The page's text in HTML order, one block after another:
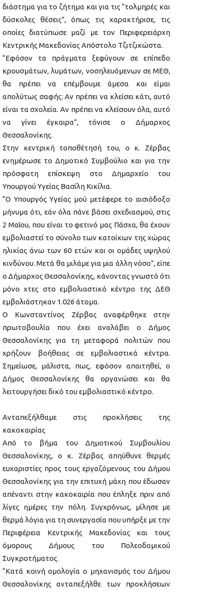
διάστημα για το ζήτημα και για τις “τολμηρές και
δύσκολες θέσεις”, όπως τις χαρακτήρισε, τις
οποίες διατύπωσε μαζί με τον Περιφερειάρχη
Κεντρικής Μακεδονίας Απόστολο Τζιτζικώστα.
“Εφόσον τα πράγματα ξεφύγουν σε επίπεδο
κρουσμάτων, λυμάτων, νοσηλευόμενων σε ΜΕΘ,
θα πρέπει να επέμβουμε άμεσα και είμαι
απολύτως σαφής: Αν πρέπει να κλείσει κάτι, αυτό
είναι τα σχολεία. Αν πρέπει να κλείσουν όλα, αυτό
να γίνει έγκαιρα”, τόνισε ο Δήμαρχος
Θεσσαλονίκης.
Στην κεντρική τοποθέτησή του, ο κ. Ζέρβας
ενημέρωσε το Δημοτικό Συμβούλιο και για την
πρόσφατη επίσκεψη στο Δημαρχείο του
Υπουργού Υγείας Βασίλη Κικίλια.
“Ο Υπουργός Υγείας μού μετέφερε το αισιόδοξο
μήνυμα ότι, εάν όλα πάνε βάσει σχεδιασμού, στις
2 Μαΐου, που είναι το φετινό μας Πάσχα, θα έχουν
εμβολιαστεί το σύνολο των κατοίκων της χώρας
ηλικίας άνω των 60 ετών και οι ομάδες υψηλού
κινδύνου. Μετά θα μιλάμε για μια άλλη νόσο”, είπε
ο Δήμαρχος Θεσσαλονίκης, κάνοντας γνωστό ότι
μόνο χτες στο εμβολιαστικό κέντρο της ΔΕΘ
εμβολιάστηκαν 1.026 άτομα.
Ο Κωνσταντίνος Ζέρβας αναφέρθηκε στην
πρωτοβουλία που έχει αναλάβει ο Δήμος
Θεσσαλονίκης για τη μεταφορά πολιτών που
χρήζουν βοήθειας σε εμβολιαστικά κέντρα.
Σημείωσε, μάλιστα, πως, εφόσον απαιτηθεί, ο
Δήμος Θεσσαλονίκης θα οργανώσει και θα
λειτουργήσει δικό του εμβολιαστικό κέντρο.
Ανταπεξήλθαμε στις προκλήσεις της
κακοκαιρίας
Από το βήμα του Δημοτικού Συμβουλίου
Θεσσαλονίκης, ο κ. Ζέρβας απηύθυνε θερμές
ευχαριστίες προς τους εργαζόμενους του Δήμου
Θεσσαλονίκης για την επιτυχή μάχη που έδωσαν
απέναντι στην κακοκαιρία που έπληξε πριν από
λίγες ημέρες την πόλη. Συγχρόνως, μίλησε με
θερμά λόγια για τη συνεργασία που υπήρξε με την
Περιφέρεια Κεντρικής Μακεδονίας και τους
όμορους Δήμους του Πολεοδομικού
Συγκροτήματος.
“Κατά κοινή ομολογία ο μηχανισμός του Δήμου
Θεσσαλονίκης ανταπεξήλθε των προκλήσεων